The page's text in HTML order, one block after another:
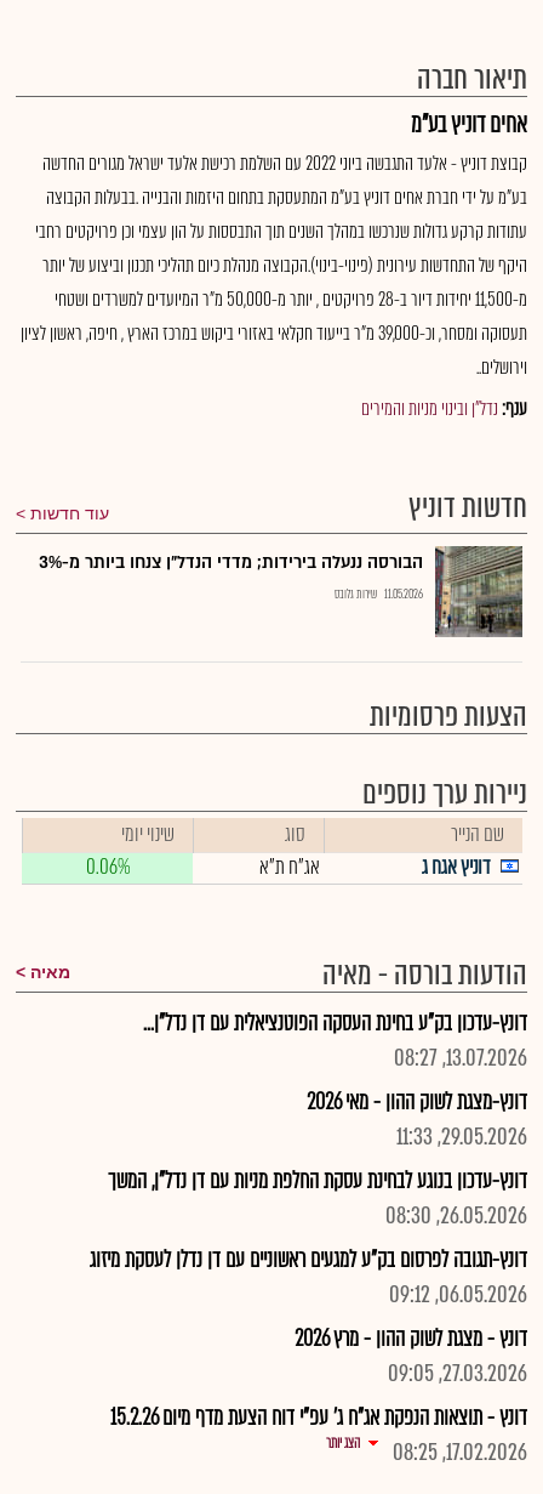
תיאור חברה
אחים דוניץ בע"מ
קבוצת דוניץ - אלעד התגבשה ביוני 2022 עם השלמת רכישת אלעד ישראל מגורים החדשה
בע"מ על ידי חברת אחים דוניץ בע"מ המתעסקת בתחום היזמות והבנייה .בבעלות הקבוצה
עתודות קרקע גדולות שנרכשו במהלך השנים תוך התבססות על הון עצמי וכן פרויקטים רחבי
היקף של התחדשות עירונית (פינוי-בינוי).הקבוצה מנהלת כיום תהליכי תכנון וביצוע של יותר
מ-11,500 יחידות דיור ב-28 פרויקטים , יותר מ-50,000 מ"ר המיועדים למשרדים ושטחי
תעסוקה ומסחר, וכ-39,000 מ"ר בייעוד חקלאי באזורי ביקוש במרכז הארץ , חיפה, ראשון לציון
וירושלים..
ענף:נדל"ן ובינוי מניות והמירים
חדשות דוניץ עוד חדשות
הבורסה ננעלה בירידות; מדדי הנדל"ן צנחו ביותר מ-3%
11.05.2026 שירות גלובס
הצעות פרסומיות
ניירות ערך נוספים
שם הנייר סוג
שינוי יומי
דוניץ אגח ג
אג"ח ת"א 0.06%
הודעות בורסה - מאיה מאיה
דונץ-עדכון בק"ע בחינת העסקה הפוטנציאלית עם דן נדל"ן...
13.07.2026, 08:27
דונץ-מצגת לשוק ההון - מאי 2026
29.05.2026, 11:33
דונץ-עדכון בנוגע לבחינת עסקת החלפת מניות עם דן נדל"ן, המשך
26.05.2026, 08:30
דונץ-תגובה לפרסום בק"ע למגעים ראשוניים עם דן נדלן לעסקת מיזוג
06.05.2026, 09:12
דונץ - מצגת לשוק ההון - מרץ 2026
27.03.2026, 09:05
דונץ - תוצאות הנפקת אג"ח ג' עפ"י דוח הצעת מדף מיום 15.2.26
17.02.2026, 08:25
הצג יותר